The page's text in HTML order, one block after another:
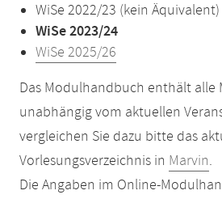
WiSe 2022/23 (kein Äquivalent)
WiSe 2023/24
WiSe 2025/26
Das Modulhandbuch enthält alle
unabhängig vom aktuellen
vergleichen Sie dazu bitte das
Vorlesungsverzeichnis in Marvin.
Die Angaben im Online-